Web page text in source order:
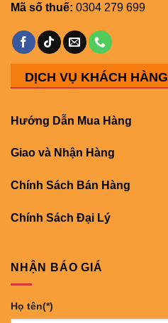
Mã số thuế: 0304 279 699
DỊCH VỤ KHÁCH HÀNG
Hướng Dẫn Mua Hàng
Giao và Nhận Hàng
Chính Sách Bán Hàng
Chính Sách Đại Lý
NHẬN BÁO GIÁ
Họ tên(*)